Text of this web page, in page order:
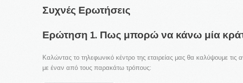
ΤΑ ΝΕΑ ΜΑΣ
Συχνές Ερωτήσεις
Ερώτηση 1. Πως μπορώ να κάνω μία
Καλώντας το τηλεφωνικό κέντρο της εταιρείας μας θα καλύψουμε
με έναν από τους παρακάτω τρόπους: